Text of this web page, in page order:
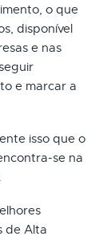
o que
disponível
e nas
e marcar a
isso que o
se na
de Alta